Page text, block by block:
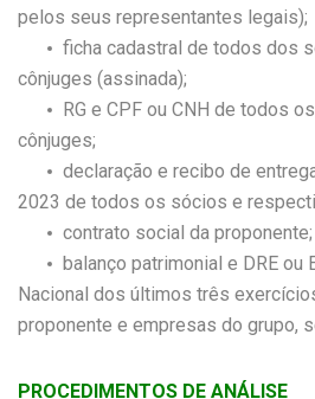
pelos seus representantes legais);
ficha cadastral de todos dos
cônjuges (assinada);
RG e CPF ou CNH de todos
cônjuges;
declaração e recibo de
2023 de todos os sócios e
contrato social da proponente;
balanço patrimonial e DRE ou
Nacional dos últimos três
proponente e empresas do grupo,
PROCEDIMENTOS DE ANÁLISE